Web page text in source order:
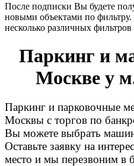
После подписки Вы будете
новыми объектами по
несколько различных фильтров
Паркинг и
Москве у
Паркинг и парковочные
Москвы с торгов по
Вы можете выбрать
Оставьте заявку на
место и мы перезвоним в